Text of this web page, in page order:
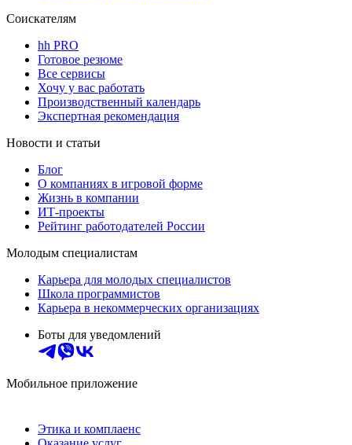
Соискателям
hh PRO
Готовое резюме
Все сервисы
Хочу у вас работать
Производственный календарь
Экспертная рекомендация
Новости и статьи
Блог
О компаниях в игровой форме
Жизнь в компании
ИТ-проекты
Рейтинг работодателей России
Молодым специалистам
Карьера для молодых специалистов
Школа программистов
Карьера в некоммерческих организациях
Боты для уведомлений
Мобильное приложение
Этика и комплаенс